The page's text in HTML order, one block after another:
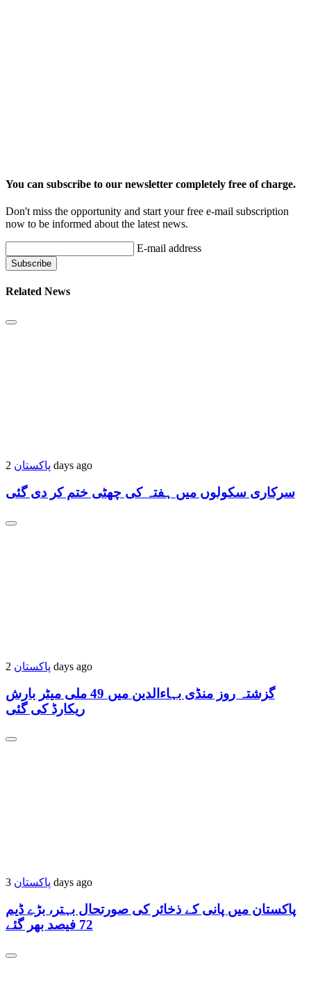
You can subscribe to our newsletter completely free of charge.
Don't miss the opportunity and start your free e-mail subscription
now to be informed about the latest news.
E-mail address
Related News
پاکستان 2 days ago
سرکاری سکولوں میں ہفتہ کی چھٹی ختم کر دی گئی
پاکستان 2 days ago
گزشتہ روز منڈی بہاءالدین میں 49 ملی میٹر بارش
ریکارڈ کی گئی
پاکستان 3 days ago
پاکستان میں پانی کے ذخائر کی صورتحال بہتر، بڑے ڈیم
72 فیصد بھر گئے